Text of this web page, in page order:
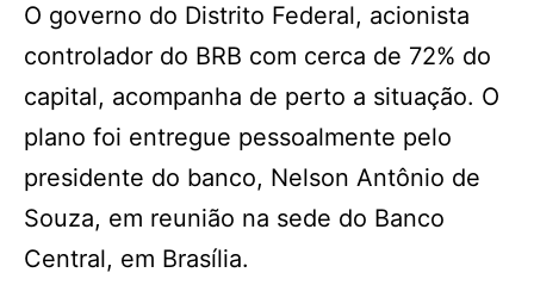
O governo do Distrito Federal, acionista
controlador do BRB com cerca de 72% do
capital, acompanha de perto a situação. O
plano foi entregue pessoalmente pelo
presidente do banco, Nelson Antônio de
Souza, em reunião na sede do Banco
Central, em Brasília.